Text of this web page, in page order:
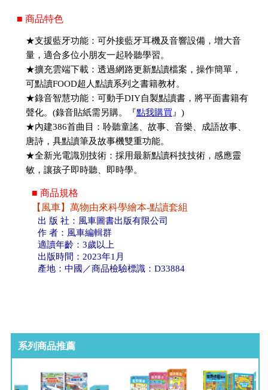
■ 商品特色
★支援藍牙功能：可外接藍牙耳機及音響設備，增大音
量，適合多位小朋友一起聆聽學習。
★擴充雲端下載：透過網路更新點讀檔案，操作簡單，
可點讀FOOD超人點讀系列之書籍教材。
★錄音智慧功能：可動手DIY自製點讀書，將平面書籍有
聲化。(錄音貼紙需另購。『點我購買 』)
★內建386首曲目：聆聽童謠、故事、音樂、成語故事、
唐詩，具點讀筆及故事機雙重功能。
★全新光電識別技術：採用最新點讀科技技術，感應靈
敏，讓孩子即時聽、即時學。
■ 商品規格
【風車】萬物由來科學繪本-點讀套組
出 版 社：風車圖書出版有限公司
作 者：風車編輯群
適讀年齡：3歲以上
出版時間：2023年1月
產地：中國／商品檢驗標識：D33884
系列商品推薦